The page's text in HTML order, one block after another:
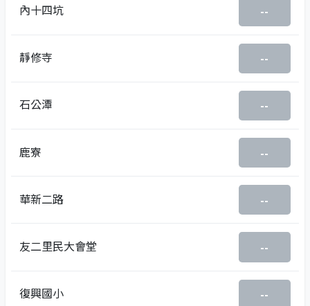
內十四坑 --
靜修寺 --
石公潭 --
鹿寮 --
華新二路 --
友二里民大會堂 --
復興國小 --